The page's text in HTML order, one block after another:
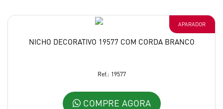
APARADOR
NICHO DECORATIVO 19577 COM CORDA BRANCO
Ref.: 19577
COMPRE AGORA